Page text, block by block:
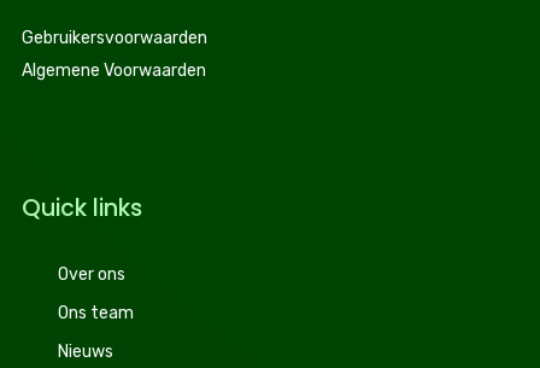
Gebruikersvoorwaarden
Algemene Voorwaarden
Quick links
Over ons
Ons team
Nieuws